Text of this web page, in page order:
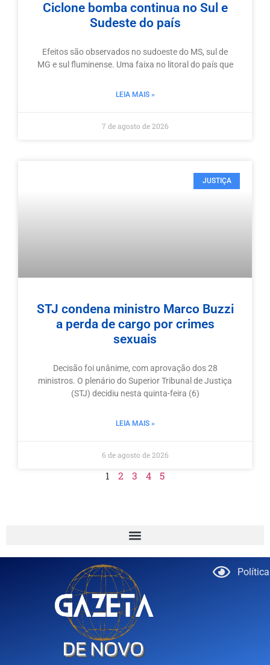
Ciclone bomba continua no Sul e
Sudeste do país
Efeitos são observados no sudoeste do MS, sul de
MG e sul fluminense. Uma faixa no litoral do país que
LEIA MAIS »
7 de agosto de 2026
JUSTIÇA
STJ condena ministro Marco Buzzi
a perda de cargo por crimes
sexuais
Decisão foi unânime, com aprovação dos 28
ministros. O plenário do Superior Tribunal de Justiça
(STJ) decidiu nesta quinta-feira (6)
LEIA MAIS »
6 de agosto de 2026
1 2 3 4 5